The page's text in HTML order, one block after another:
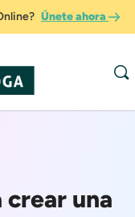
Únete ahora
crear una